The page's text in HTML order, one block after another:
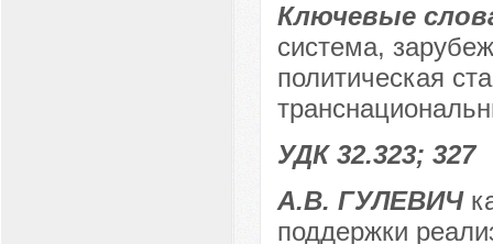
Ключевые
система,
политическая
УДК 32.323; 327
А.В. ГУЛЕВИЧ
поддержки